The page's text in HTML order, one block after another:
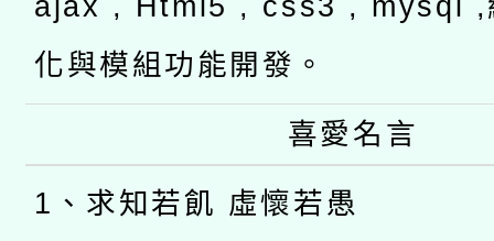
ajax , Html5 , css3 , mysql ,
化與模組功能開發。
喜愛名言
1、求知若飢 虛懷若愚